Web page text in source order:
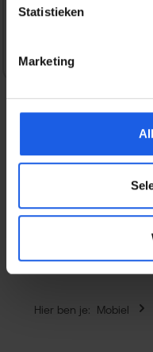
Statistieken
Marketing
Veilig en snel betalen
De Golla Neoprene
bescherming voor je
essentials. Met ee…Meer
Hier ben je: Mobiel